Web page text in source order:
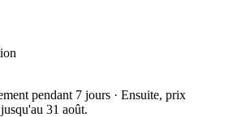
pendant 7 jours · Ensuite, prix
31 août.